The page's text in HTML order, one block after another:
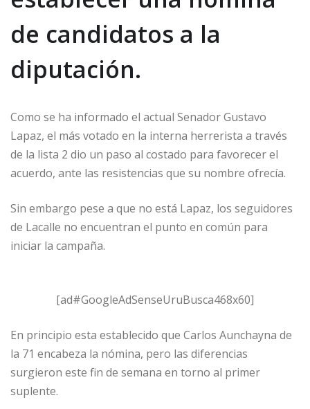
de candidatos a la
diputación.
Como se ha informado el actual Senador Gustavo
Lapaz, el más votado en la interna herrerista a través
de la lista 2 dio un paso al costado para favorecer el
acuerdo, ante las resistencias que su nombre ofrecía.
Sin embargo pese a que no está Lapaz, los seguidores
de Lacalle no encuentran el punto en común para
iniciar la campaña.
[ad#GoogleAdSenseUruBusca468x60]
En principio esta establecido que Carlos Aunchayna de
la 71 encabeza la nómina, pero las diferencias
surgieron este fin de semana en torno al primer
suplente.